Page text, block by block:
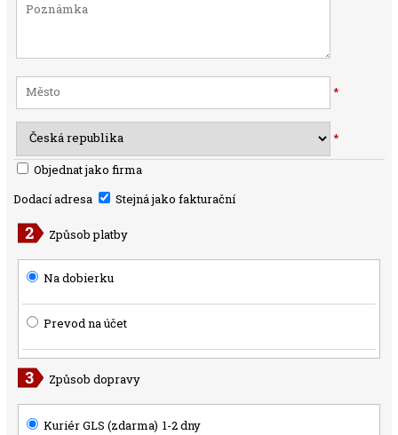
*
*
Objednat jako firma
Dodací adresa
Stejná jako fakturační
Způsob platby
Na dobierku
Prevod na účet
Způsob dopravy
Kuriér GLS (zdarma) 1-2 dny